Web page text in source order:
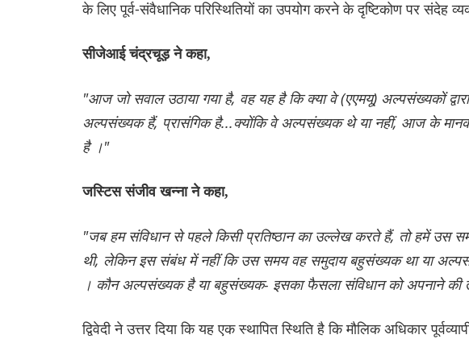
के लिए पूर्व-संवैधानिक परिस्थितियों का उपयोग करने के दृष्टिकोण पर संदेह
सीजेआई चंद्रचूड़ ने कहा,
"आज जो सवाल उठाया गया है, वह यह है कि क्या वे (एएमयू) अल्पसंख्यकों
अल्पसंख्यक हैं, प्रासंगिक है...क्योंकि वे अल्पसंख्यक थे या नहीं, आज के
है ।"
जस्टिस संजीव खन्ना ने कहा,
"जब हम संविधान से पहले किसी प्रतिष्ठान का उल्लेख करते हैं, तो हमें उस
थी, लेकिन इस संबंध में नहीं कि उस समय वह समुदाय बहुसंख्यक था या
। कौन अल्पसंख्यक है या बहुसंख्यक- इसका फैसला संविधान को अपनाने की
द्विवेदी ने उत्तर दिया कि यह एक स्थापित स्थिति है कि मौलिक अधिकार